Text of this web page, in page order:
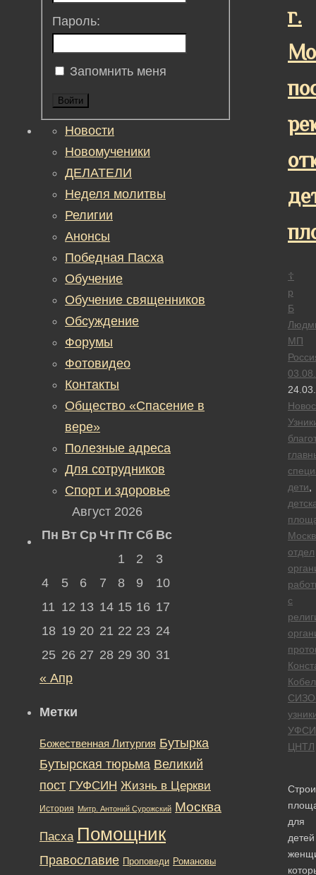
г.
☦
р
Б
МП
дети
отдел
с
ЦНТЛ
для
детей
Пароль:
Запомнить меня
Войти
Новости
Новомученики
ДЕЛАТЕЛИ
Неделя молитвы
Религии
Анонсы
Победная Пасха
Обучение
Обучение священников
Обсуждение
Форумы
Фотовидео
Контакты
Общество «Спасение в
вере»
Полезные адреса
Для сотрудников
Спорт и здоровье
Август 2026
Пн Вт Ср Чт Пт Сб Вс
1
2
3
4
5 6 7 8 9
10
11 12 13 14 15 16 17
18 19 20 21 22 23 24
25 26 27 28 29 30 31
« Апр
Метки
Божественная Литургия Бутырка
Бутырская тюрьма Великий
пост ГУФСИН Жизнь в Церкви
История Митр. Антоний Сурожский Москва
Пасха Помощник
Православие Проповеди Романовы